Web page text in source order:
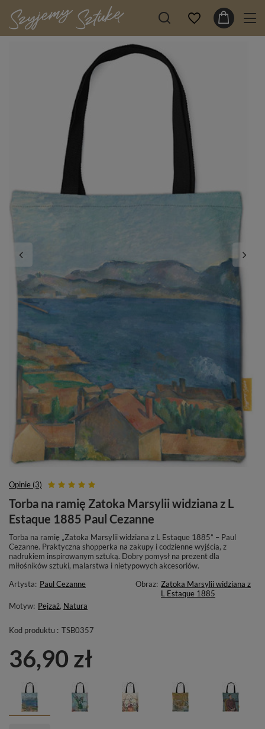
Opinie (3)
Torba na ramię Zatoka Marsylii widziana z L​ ​
Estaque​ 1885​ Paul Cezanne
Torba na ramię „Zatoka Marsylii widziana z L​ ​Estaque​ 1885​” – Paul
Cezanne. Praktyczna shopperka na zakupy i codzienne wyjścia, z
nadrukiem inspirowanym sztuką. Dobry pomysł na prezent dla
miłośników sztuki, malarstwa i nietypowych akcesoriów.
Artysta: Paul Cezanne Obraz: Zatoka Marsylii widziana z
L​ ​Estaque​ 1885​
Motyw: Pejzaż, Natura
Kod produktu : TSB0357
36,90 zł